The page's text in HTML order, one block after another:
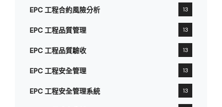
EPC 工程合約風險分析 13
EPC 工程品質管理 13
EPC 工程品質驗收 13
EPC 工程安全管理 13
EPC 工程安全管理系統 13